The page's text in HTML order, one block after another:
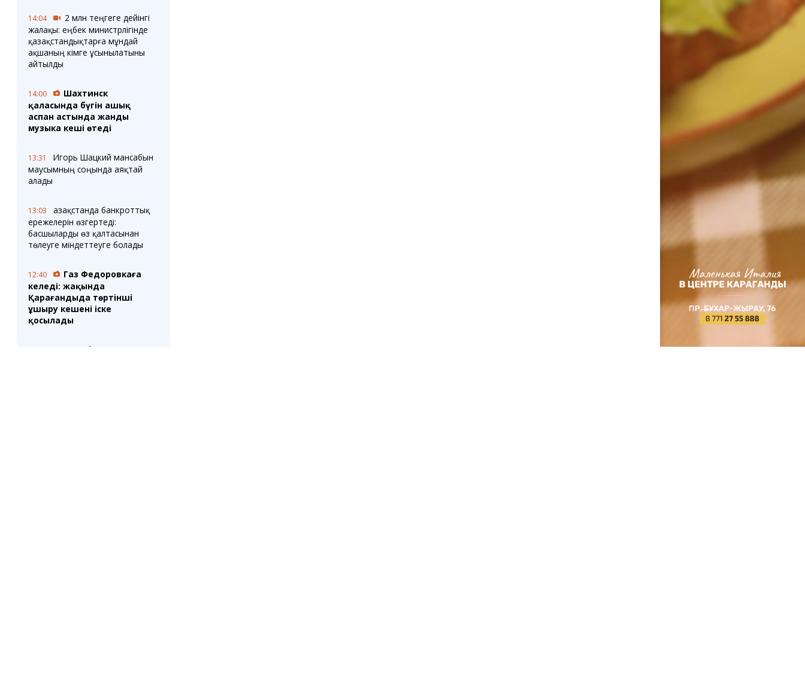
14:04
2 млн теңгеге дейінгі
жалақы: еңбек министрлігінде
қазақстандықтарға мұндай
ақшаның кімге ұсынылатыны
айтылды
14:00
Шахтинск
қаласында бүгін ашық
аспан астында жанды
музыка кеші өтеді
13:31
Игорь Шацкий мансабын
маусымның соңында аяқтай
алады
13:03
Қазақстанда банкроттық
ережелерін өзгертеді:
басшыларды өз қалтасынан
төлеуге міндеттеуге болады
12:40
Газ Федоровкаға
келеді: жақында
Қарағандыда төртінші
ұшыру кешені іске
қосылады
Шахтер бірінші лигада